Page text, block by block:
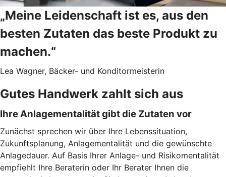
„Meine Leidenschaft ist es, aus den
besten Zutaten das beste Produkt zu
machen.“
Lea Wagner, Bäcker- und Konditormeisterin
Gutes Handwerk zahlt sich aus
Ihre Anlagementalität gibt die Zutaten vor
Zunächst sprechen wir über Ihre Lebenssituation,
Zukunftsplanung, Anlagementalität und die gewünschte
Anlagedauer. Auf Basis Ihrer Anlage- und Risikomentalität
empfiehlt Ihre Beraterin oder Ihr Berater Ihnen die